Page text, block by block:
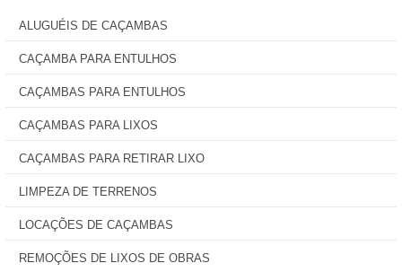
ALUGUÉIS DE CAÇAMBAS
CAÇAMBA PARA ENTULHOS
CAÇAMBAS PARA ENTULHOS
CAÇAMBAS PARA LIXOS
CAÇAMBAS PARA RETIRAR LIXO
LIMPEZA DE TERRENOS
LOCAÇÕES DE CAÇAMBAS
REMOÇÕES DE LIXOS DE OBRAS